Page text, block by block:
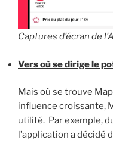
Captures d’écran de
Vers où se dirige le
Mais où se trouve
influence croissante,
utilité. Par exemple,
l’application a décidé